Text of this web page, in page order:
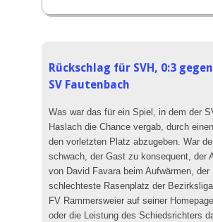
für
zu
viel:
gegen
den
SV
Freistett
Rückschlag für SVH, 0:3
SV Fautenbach
Was war das für ein Spiel, in dem der
Haslach die Chance vergab, durch
den vorletzten Platz abzugeben. War
schwach, der Gast zu konsequent, der
von David Favara beim Aufwärmen, der
schlechteste Rasenplatz der
FV Rammersweier auf seiner
oder die Leistung des Schiedsrichters